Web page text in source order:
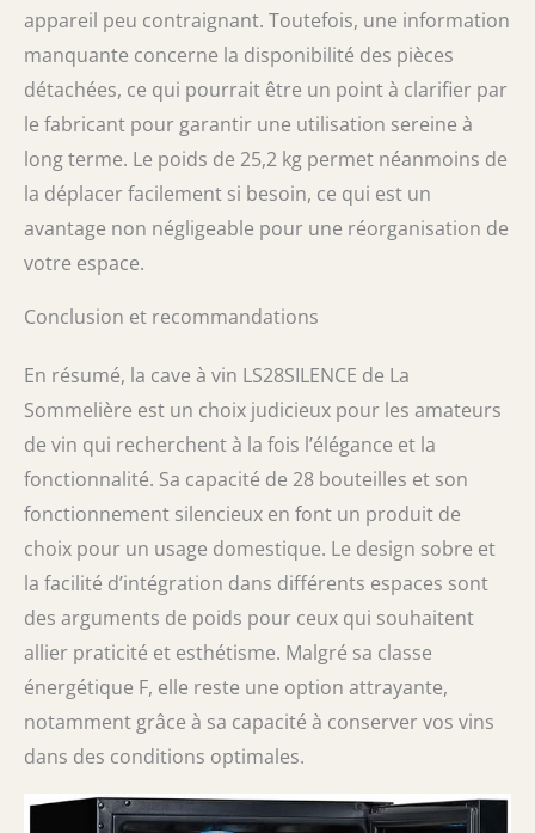
appareil peu contraignant. Toutefois, une information
manquante concerne la disponibilité des pièces
détachées, ce qui pourrait être un point à clarifier par
le fabricant pour garantir une utilisation sereine à
long terme. Le poids de 25,2 kg permet néanmoins de
la déplacer facilement si besoin, ce qui est un
avantage non négligeable pour une réorganisation de
votre espace.
Conclusion et recommandations
En résumé, la cave à vin LS28SILENCE de La
Sommelière est un choix judicieux pour les amateurs
de vin qui recherchent à la fois l’élégance et la
fonctionnalité. Sa capacité de 28 bouteilles et son
fonctionnement silencieux en font un produit de
choix pour un usage domestique. Le design sobre et
la facilité d’intégration dans différents espaces sont
des arguments de poids pour ceux qui souhaitent
allier praticité et esthétisme. Malgré sa classe
énergétique F, elle reste une option attrayante,
notamment grâce à sa capacité à conserver vos vins
dans des conditions optimales.